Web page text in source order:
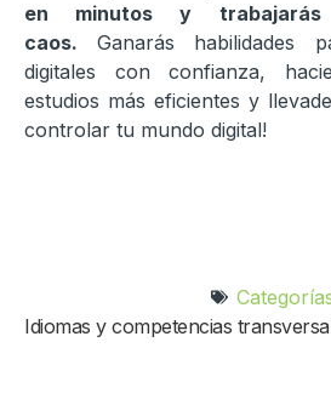
en minutos y
caos. Ganarás habilidades
digitales con confianza,
estudios más eficientes y
controlar tu mundo digital!
Idiomas y competencias